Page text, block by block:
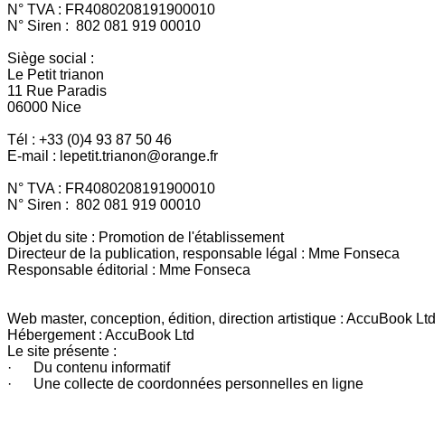
N° TVA : FR4080208191900010
N° Siren : 802 081 919 00010
Siège social :
Le Petit trianon
11 Rue Paradis
06000 Nice
Tél : +33 (0)4 93 87 50 46
E-mail : lepetit.trianon@orange.fr
N° TVA : FR4080208191900010
N° Siren : 802 081 919 00010
Objet du site : Promotion de l'établissement
Directeur de la publication, responsable légal : Mme Fonseca
Responsable éditorial : Mme Fonseca
Web master, conception, édition, direction artistique : AccuBook Ltd
Hébergement : AccuBook Ltd
Le site présente :
· Du contenu informatif
· Une collecte de coordonnées personnelles en ligne